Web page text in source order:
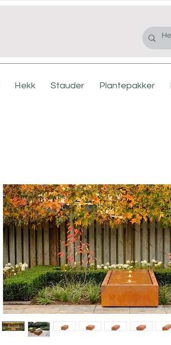
Hekk Stauder Plantepakker